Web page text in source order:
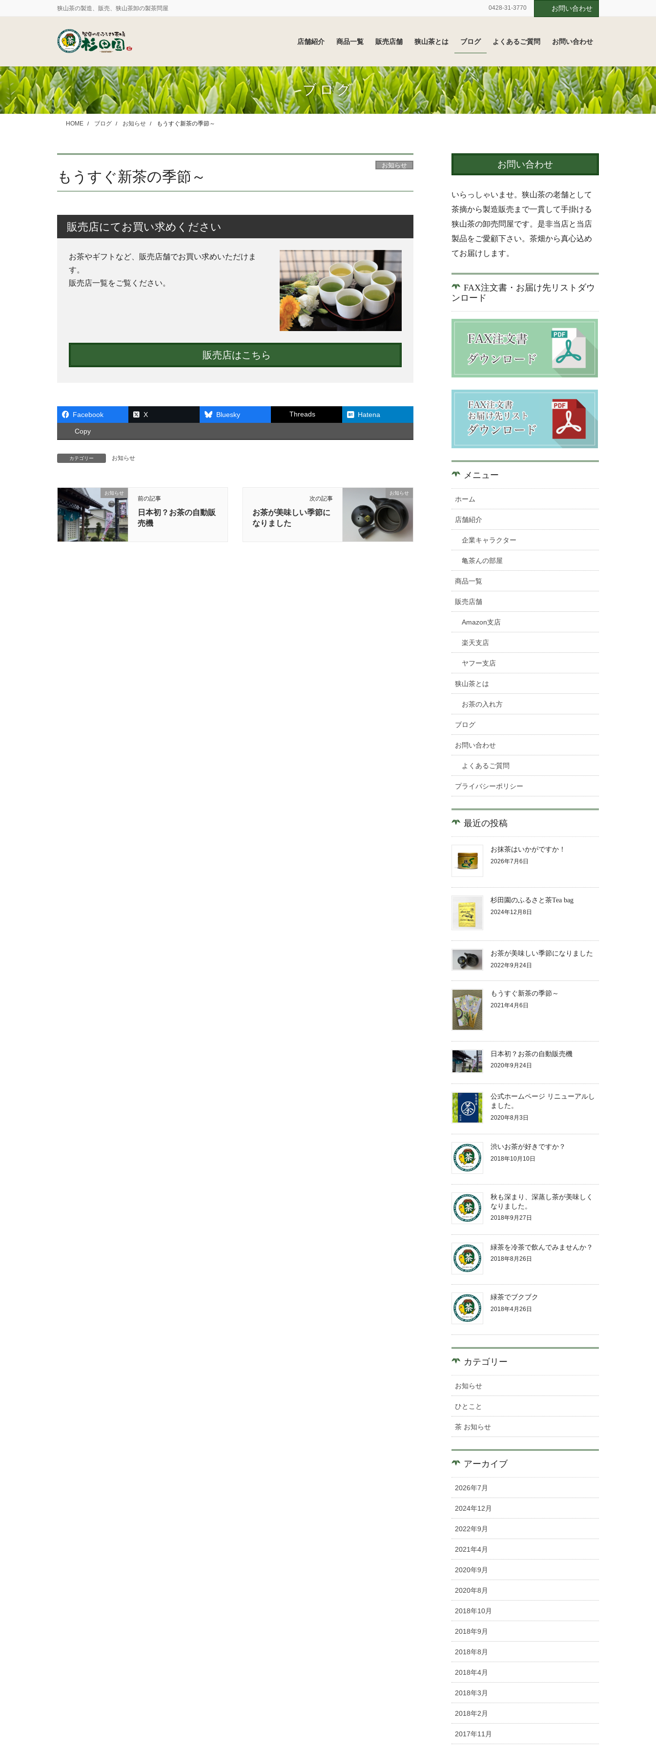
ン
移
動
ビ
ン
に
移
動
狭山茶の製造、販売、狭山茶卸の製茶問屋 0428-31-3770 お問い合わせ
店舗紹介 商品一覧 販売店舗 狭山茶とは ブログ よくあるご質問 お問い合わせ
ブログ
HOME ブログ お知らせ もうすぐ新茶の季節～
お知らせ
もうすぐ新茶の季節～
販売店にてお買い求めください
お茶やギフトなど、販売店舗でお買い求めいただけま
す。
販売店一覧をご覧ください。
販売店はこちら
Facebook X Bluesky Threads Hatena
Copy
カテゴリー お知らせ
お知らせ
前の記事
日本初？お茶の自動販
売機
お知らせ
次の記事
お茶が美味しい季節に
なりました
お問い合わせ
いらっしゃいませ。狭山茶の老舗として
茶摘から製造販売まで一貫して手掛ける
狭山茶の卸売問屋です。是非当店と当店
製品をご愛顧下さい。茶畑から真心込め
てお届けします。
FAX注文書・お届け先リストダウ
ンロード
メニュー
ホーム
店舗紹介
企業キャラクター
亀茶んの部屋
商品一覧
販売店舗
Amazon支店
楽天支店
ヤフー支店
狭山茶とは
お茶の入れ方
ブログ
お問い合わせ
よくあるご質問
プライバシーポリシー
最近の投稿
お抹茶はいかがですか！
2026年7月6日
杉田園のふるさと茶Tea bag
2024年12月8日
お茶が美味しい季節になりました
2022年9月24日
もうすぐ新茶の季節～
2021年4月6日
日本初？お茶の自動販売機
2020年9月24日
公式ホームページ リニューアルし
ました。
2020年8月3日
渋いお茶が好きですか？
2018年10月10日
秋も深まり、深蒸し茶が美味しく
なりました。
2018年9月27日
緑茶を冷茶で飲んでみませんか？
2018年8月26日
緑茶でブクブク
2018年4月26日
カテゴリー
お知らせ
ひとこと
茶 お知らせ
アーカイブ
2026年7月
2024年12月
2022年9月
2021年4月
2020年9月
2020年8月
2018年10月
2018年9月
2018年8月
2018年4月
2018年3月
2018年2月
2017年11月